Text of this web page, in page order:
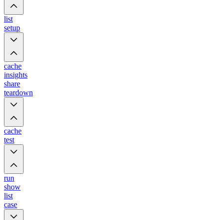
list
setup
cache
insights
share
teardown
cache
test
run
show
list
case